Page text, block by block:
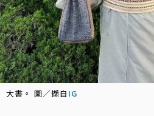
大書。 圖／擷自 IG